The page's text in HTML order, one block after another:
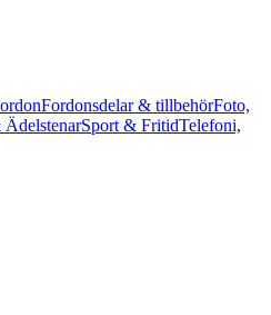
Fordonsdelar & tillbehörFoto,
Sport & FritidTelefoni,